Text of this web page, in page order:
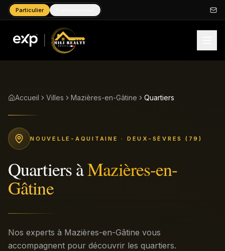
Particulier
Accueil Villes Mazières-en-Gâtine Quartiers
NOUVELLE-AQUITAINE · DEUX-SÈVRES (79)
QuartiersàMazières-en-
Gâtine
Nos experts à Mazières-en-Gâtine vous
accompagnent pour découvrir les quartiers.